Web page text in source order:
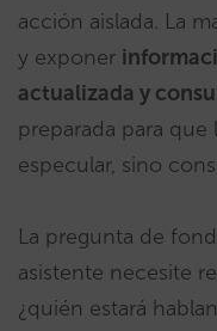
acción aislada. La
y exponer
actualizada y
preparada para
especular, sino
La pregunta de
asistente necesite
¿quién estará